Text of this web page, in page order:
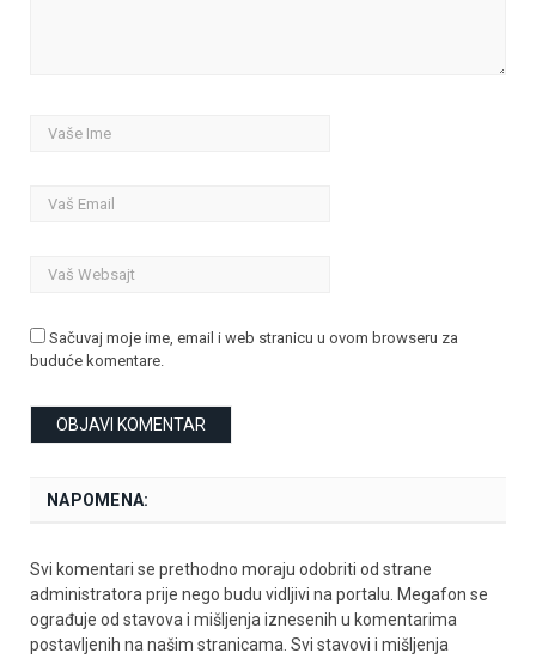
Sačuvaj moje ime, email i web stranicu u ovom browseru za
buduće komentare.
NAPOMENA:
Svi komentari se prethodno moraju odobriti od strane
administratora prije nego budu vidljivi na portalu. Megafon se
ograđuje od stavova i mišljenja iznesenih u komentarima
postavljenih na našim stranicama. Svi stavovi i mišljenja